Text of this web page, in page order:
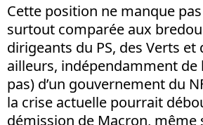
Cette position ne manque
surtout comparée aux
dirigeants du PS, des Verts et
ailleurs, indépendamment
pas) d’un gouvernement du
la crise actuelle pourrait
démission de Macron, même